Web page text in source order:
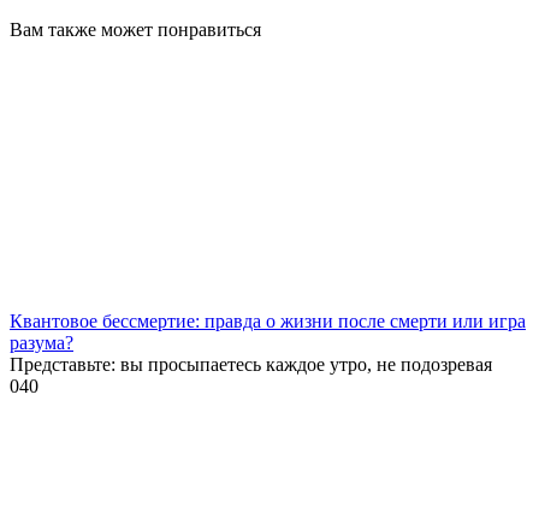
Вам также может понравиться
Квантовое бессмертие: правда о жизни после смерти или игра
разума?
Представьте: вы просыпаетесь каждое утро, не подозревая
040